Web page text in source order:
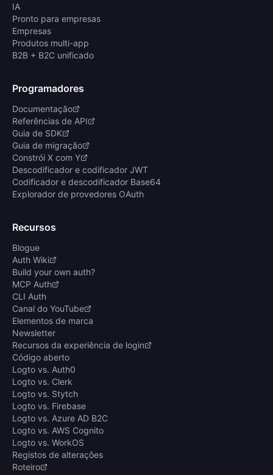
IA
Pronto para empresas
Empresas
Produtos multi-app
B2B + B2C unificado
Programadores
Documentação
Referências de API
Guia de SDK
Guia de migração
Constrói X com Y
Descodificador e codificador JWT
Codificador e descodificador Base64
Explorador de provedores OAuth
Recursos
Blogue
Auth Wiki
Build your own auth?
MCP Auth
CLI Auth
Canal do YouTube
Elementos de marca
Newsletter
Recursos da experiência de login
Código aberto
Logto vs. Auth0
Logto vs. Clerk
Logto vs. Stytch
Logto vs. Firebase
Logto vs. Azure AD B2C
Logto vs. AWS Cognito
Logto vs. WorkOS
Registos de alterações
Roteiro